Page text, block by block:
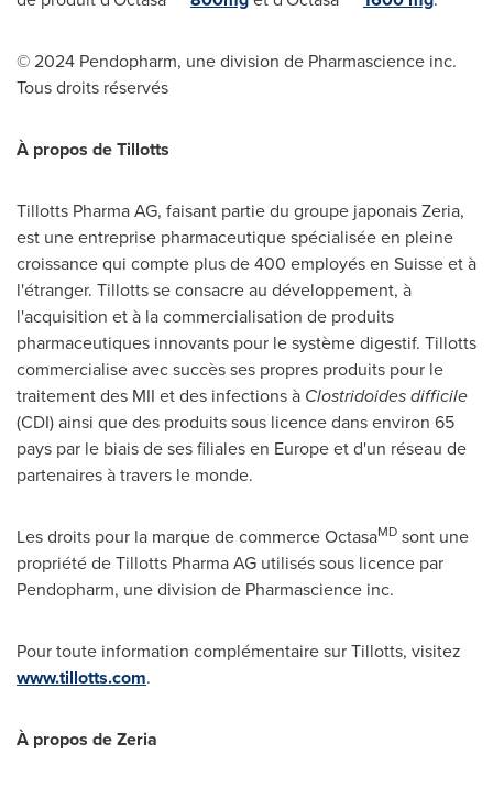
© 2024 Pendopharm, une division de Pharmascience inc.
Tous droits réservés
À propos de Tillotts
Tillotts Pharma AG, faisant partie du groupe japonais Zeria,
est une entreprise pharmaceutique spécialisée en pleine
croissance qui compte plus de 400 employés en Suisse et à
l'étranger. Tillotts se consacre au développement, à
l'acquisition et à la commercialisation de produits
pharmaceutiques innovants pour le système digestif. Tillotts
commercialise avec succès ses propres produits pour le
traitement des MII et des infections à Clostridoides difficile
(CDI) ainsi que des produits sous licence dans environ 65
pays par le biais de ses filiales en Europeet d'un réseau de
partenaires à travers le monde.
Les droits pour la marque de commerce OctasaMD sont une
propriété de Tillotts Pharma AG utilisés sous licence par
Pendopharm, une division de Pharmascience inc.
Pour toute information complémentaire sur Tillotts, visitez
www.tillotts.com.
À propos de Zeria